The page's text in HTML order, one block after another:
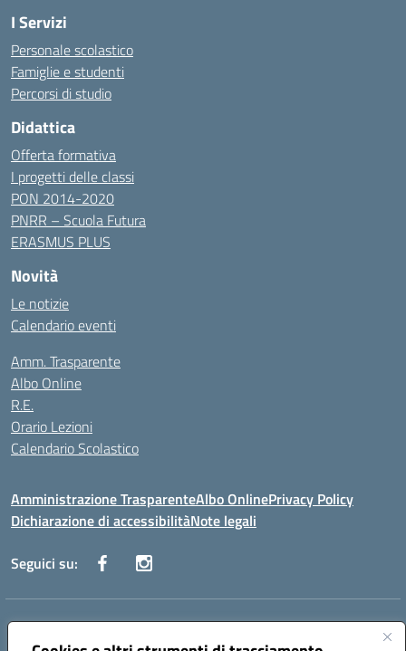
I Servizi
Personale scolastico
Famiglie e studenti
Percorsi di studio
Didattica
Offerta formativa
I progetti delle classi
PON 2014-2020
PNRR – Scuola Futura
ERASMUS PLUS
Novità
Le notizie
Calendario eventi
Amm. Trasparente
Albo Online
R.E.
Orario Lezioni
Calendario Scolastico
Amministrazione TrasparenteAlbo OnlinePrivacy Policy
Dichiarazione di accessibilitàNote legali
Seguici su:
Indirizzo:Via Vecchini n. 2, Ancona 60123 - Via M. Marini n. 33, Ancona
60129